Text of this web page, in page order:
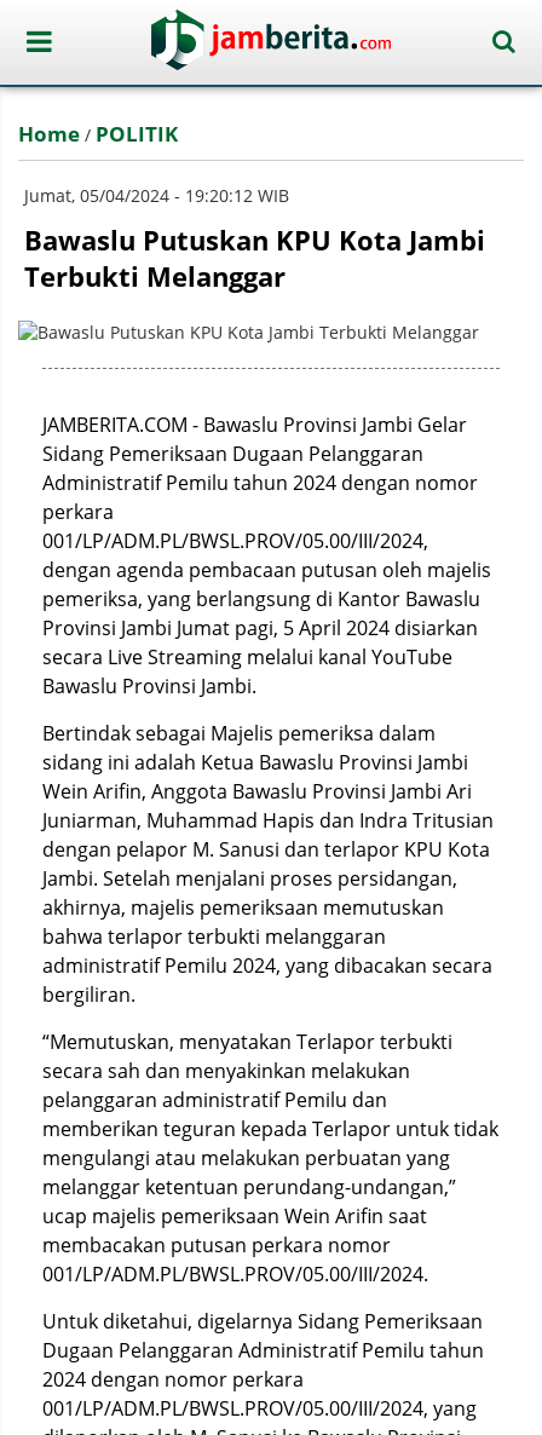
Home / POLITIK
Jumat, 05/04/2024 - 19:20:12 WIB
Bawaslu Putuskan KPU Kota Jambi
Terbukti Melanggar
JAMBERITA.COM - Bawaslu Provinsi Jambi Gelar
Sidang Pemeriksaan Dugaan Pelanggaran
Administratif Pemilu tahun 2024 dengan nomor
perkara
001/LP/ADM.PL/BWSL.PROV/05.00/III/2024,
dengan agenda pembacaan putusan oleh majelis
pemeriksa, yang berlangsung di Kantor Bawaslu
Provinsi Jambi Jumat pagi, 5 April 2024 disiarkan
secara Live Streaming melalui kanal YouTube
Bawaslu Provinsi Jambi.
Bertindak sebagai Majelis pemeriksa dalam
sidang ini adalah Ketua Bawaslu Provinsi Jambi
Wein Arifin, Anggota Bawaslu Provinsi Jambi Ari
Juniarman, Muhammad Hapis dan Indra Tritusian
dengan pelapor M. Sanusi dan terlapor KPU Kota
Jambi. Setelah menjalani proses persidangan,
akhirnya, majelis pemeriksaan memutuskan
bahwa terlapor terbukti melanggaran
administratif Pemilu 2024, yang dibacakan secara
bergiliran.
“Memutuskan, menyatakan Terlapor terbukti
secara sah dan menyakinkan melakukan
pelanggaran administratif Pemilu dan
memberikan teguran kepada Terlapor untuk tidak
mengulangi atau melakukan perbuatan yang
melanggar ketentuan perundang-undangan,”
ucap majelis pemeriksaan Wein Arifin saat
membacakan putusan perkara nomor
001/LP/ADM.PL/BWSL.PROV/05.00/III/2024.
Untuk diketahui, digelarnya Sidang Pemeriksaan
Dugaan Pelanggaran Administratif Pemilu tahun
2024 dengan nomor perkara
001/LP/ADM.PL/BWSL.PROV/05.00/III/2024, yang